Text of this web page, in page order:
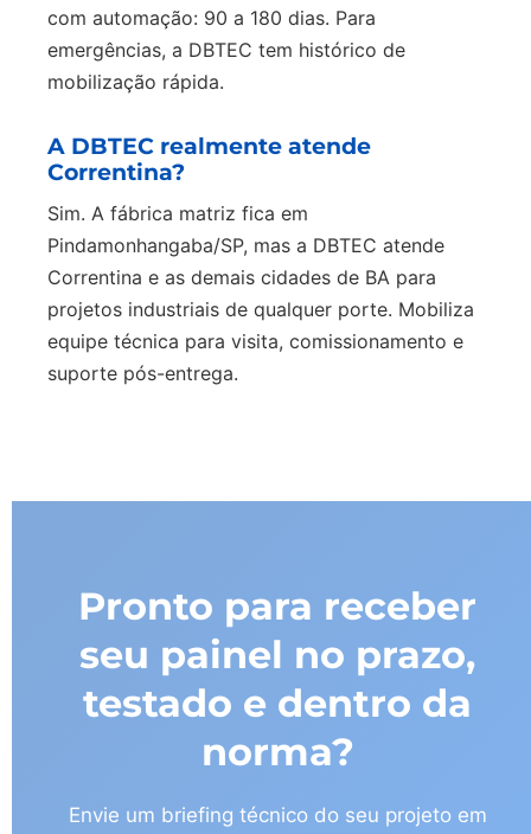
com automação: 90 a 180 dias. Para
emergências, a DBTEC tem histórico de
mobilização rápida.
A DBTEC realmente atende
Correntina?
Sim. A fábrica matriz fica em
Pindamonhangaba/SP, mas a DBTEC atende
Correntina e as demais cidades de BA para
projetos industriais de qualquer porte. Mobiliza
equipe técnica para visita, comissionamento e
suporte pós-entrega.
Pronto para receber
seu painel no prazo,
testado e dentro da
norma?
Envie um briefing técnico do seu projeto em